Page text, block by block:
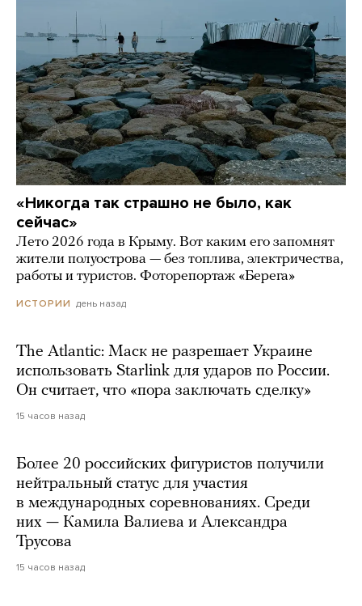
«Никогда так страшно не было, как
сейчас»
Лето 2026 года в Крыму. Вот каким его запомнят
жители полуострова — без топлива, электричества,
работы и туристов. Фоторепортаж «Берега»
ИСТОРИИ день назад
The Atlantic: Маск не разрешает Украине
использовать Starlink для ударов по России.
Он считает, что «пора заключать сделку»
15 часов назад
Более 20 российских фигуристов получили
нейтральный статус для участия
в международных соревнованиях. Среди
них — Камила Валиева и Александра
Трусова
15 часов назад